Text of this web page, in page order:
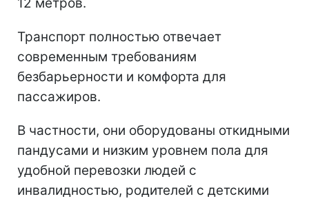
Транспорт полностью отвечает
современным требованиям
безбарьерности и комфорта для
пассажиров.
В частности, они оборудованы откидными
пандусами и низким уровнем пола для
удобной перевозки людей с
инвалидностью, родителей с детскими